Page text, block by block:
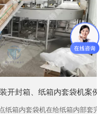
开封箱、纸箱内套袋机案例
箱内套袋机在给纸箱内部套完